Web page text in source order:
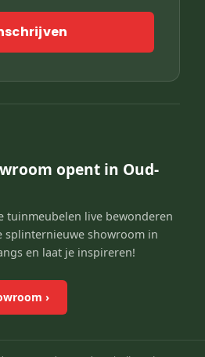
opent in Oud-
tuinmeubelen live bewonderen
splinternieuwe showroom in
en laat je inspireren!
›